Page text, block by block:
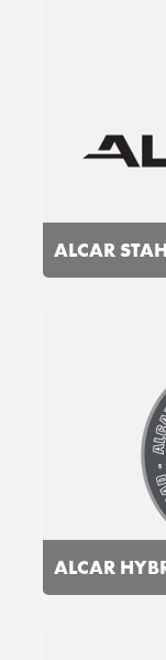
ALCAR
ALCAR